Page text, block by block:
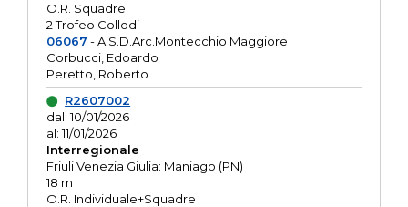
O.R. Squadre
2 Trofeo Collodi
06067 - A.S.D.Arc.Montecchio Maggiore
Corbucci, Edoardo
Peretto, Roberto
R2607002
dal: 10/01/2026
al: 11/01/2026
Interregionale
Friuli Venezia Giulia: Maniago (PN)
18 m
O.R. Individuale+Squadre